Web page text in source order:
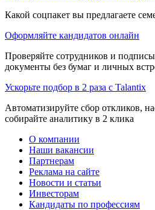
Какой соцпакет вы предлагаете
Оформляйте кандидатов онлайн
Проверяйте сотрудников и
документы без бумаг и личных
Ускорьте подбор в 2 раза с Talantix
Автоматизируйте сбор откликов,
собирайте аналитику в 2 клика
О компании
Наши вакансии
Партнерам
Реклама на сайте
Новости и статьи
Инвесторам
Кандидаты по профессиям